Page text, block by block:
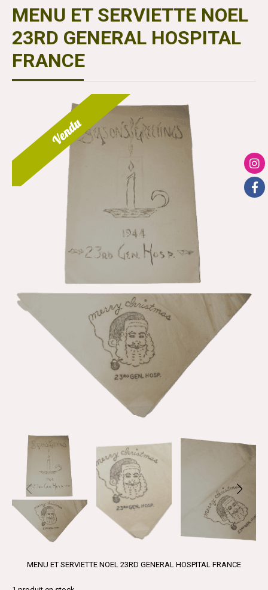
MENU ET SERVIETTE NOEL
23RD GENERAL HOSPITAL
FRANCE
Vendu
MENU ET SERVIETTE NOEL 23RD GENERAL HOSPITAL FRANCE